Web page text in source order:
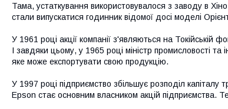
Тама, устаткування використовувалося з заводу в
стали випускатися годинник відомої досі моделі
У 1961 році акції компанії з'являються на Токійській
І завдяки цьому, у 1965 році міністр промисловості та
яке може експортувати свою продукцію.
У 1997 році підприємство збільшує розподіл капіталу
Epson стає основним власником акцій підприємства.